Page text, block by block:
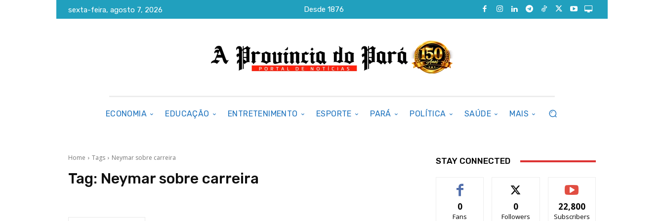
sexta-feira, agosto 7, 2026 Desde 1876
ECONOMIA EDUCAÇÃO ENTRETENIMENTO ESPORTE PARÁ POLÍTICA SAÚDE MAIS
Home Tags Neymar sobre carreira
Tag: Neymar sobre carreira
STAY CONNECTED
0
Fans
0
Followers
22,800
Subscribers